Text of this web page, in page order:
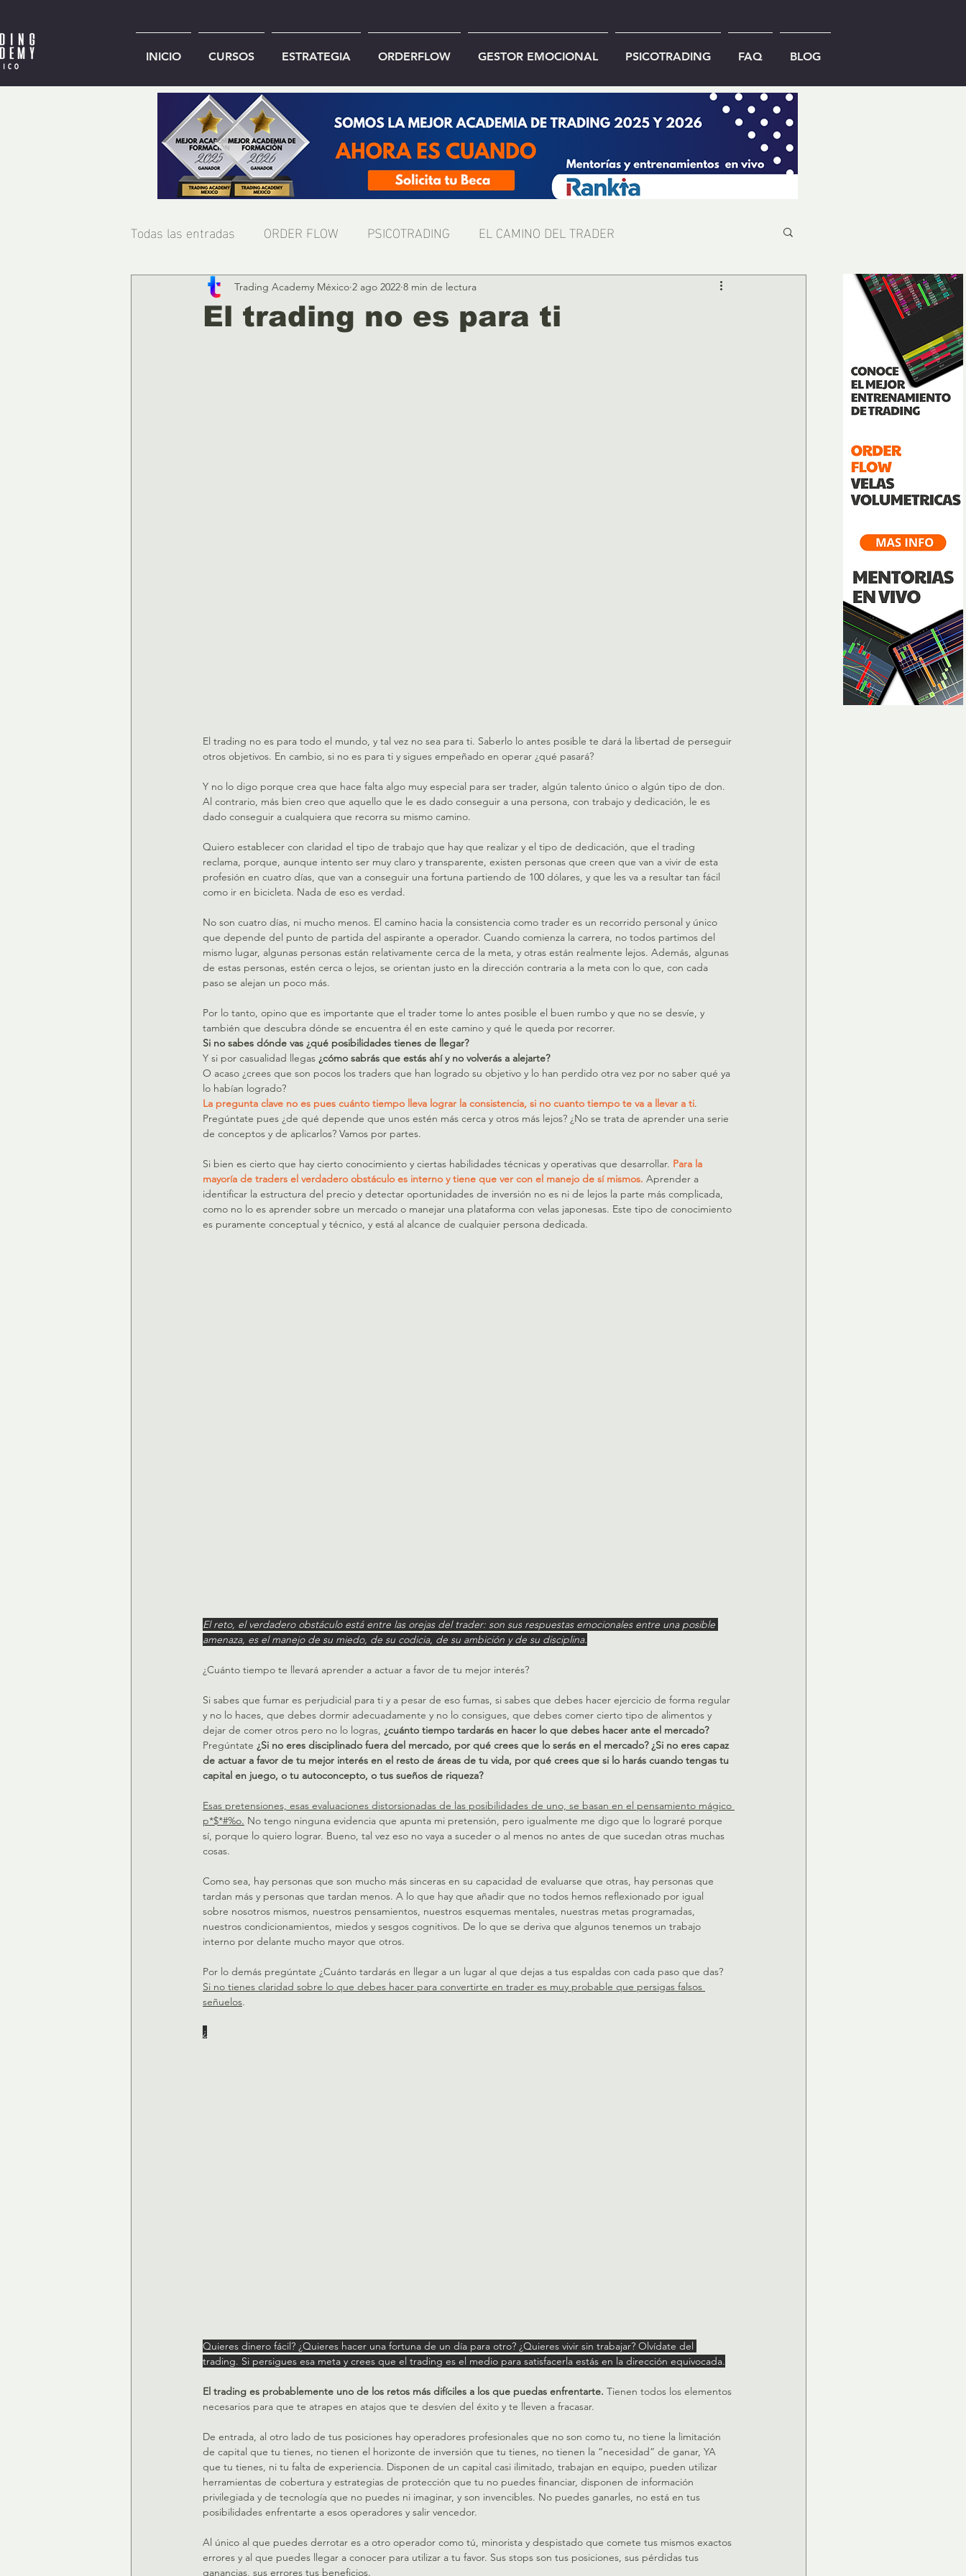
INICIO CURSOS ESTRATEGIA ORDERFLOW GESTOR EMOCIONAL PSICOTRADING FAQ BLOG
Todas las entradas ORDER FLOW PSICOTRADING EL CAMINO DEL TRADER
El trading no es para ti
Trading Academy México 2 ago 2022 8 min de lectura
El trading no es para todo el mundo, y tal vez no sea para ti. Saberlo lo antes posible te dará la libertad de perseguir
otros objetivos. En cambio, si no es para ti y sigues empeñado en operar ¿qué pasará?
Y no lo digo porque crea que hace falta algo muy especial para ser trader, algún talento único o algún tipo de don.
Al contrario, más bien creo que aquello que le es dado conseguir a una persona, con trabajo y dedicación, le es
dado conseguir a cualquiera que recorra su mismo camino.
Quiero establecer con claridad el tipo de trabajo que hay que realizar y el tipo de dedicación, que el trading
reclama, porque, aunque intento ser muy claro y transparente, existen personas que creen que van a vivir de esta
profesión en cuatro días, que van a conseguir una fortuna partiendo de 100 dólares, y que les va a resultar tan fácil
como ir en bicicleta. Nada de eso es verdad.
No son cuatro días, ni mucho menos. El camino hacia la consistencia como trader es un recorrido personal y único
que depende del punto de partida del aspirante a operador. Cuando comienza la carrera, no todos partimos del
mismo lugar, algunas personas están relativamente cerca de la meta, y otras están realmente lejos. Además, algunas
de estas personas, estén cerca o lejos, se orientan justo en la dirección contraria a la meta con lo que, con cada
paso se alejan un poco más.
Por lo tanto, opino que es importante que el trader tome lo antes posible el buen rumbo y que no se desvíe, y
también que descubra dónde se encuentra él en este camino y qué le queda por recorrer.
Si no sabes dónde vas ¿qué posibilidades tienes de llegar?
Y si por casualidad llegas ¿cómo sabrás que estás ahí y no volverás a alejarte?
O acaso ¿crees que son pocos los traders que han logrado su objetivo y lo han perdido otra vez por no saber qué ya
lo habían logrado?
La pregunta clave no es pues cuánto tiempo lleva lograr la consistencia, si no cuanto tiempo te va a llevar a ti.
Pregúntate pues ¿de qué depende que unos estén más cerca y otros más lejos? ¿No se trata de aprender una serie
de conceptos y de aplicarlos? Vamos por partes.
Si bien es cierto que hay cierto conocimiento y ciertas habilidades técnicas y operativas que desarrollar. Para la
mayoría de traders el verdadero obstáculo es interno y tiene que ver con el manejo de sí mismos. Aprender a
identificar la estructura del precio y detectar oportunidades de inversión no es ni de lejos la parte más complicada,
como no lo es aprender sobre un mercado o manejar una plataforma con velas japonesas. Este tipo de conocimiento
es puramente conceptual y técnico, y está al alcance de cualquier persona dedicada.
El reto, el verdadero obstáculo está entre las orejas del trader: son sus respuestas emocionales entre una posible
amenaza, es el manejo de su miedo, de su codicia, de su ambición y de su disciplina.
¿Cuánto tiempo te llevará aprender a actuar a favor de tu mejor interés?
Si sabes que fumar es perjudicial para ti y a pesar de eso fumas, si sabes que debes hacer ejercicio de forma regular
y no lo haces, que debes dormir adecuadamente y no lo consigues, que debes comer cierto tipo de alimentos y
dejar de comer otros pero no lo logras, ¿cuánto tiempo tardarás en hacer lo que debes hacer ante el mercado?
Pregúntate ¿Si no eres disciplinado fuera del mercado, por qué crees que lo serás en el mercado? ¿Si no eres capaz
de actuar a favor de tu mejor interés en el resto de áreas de tu vida, por qué crees que si lo harás cuando tengas tu
capital en juego, o tu autoconcepto, o tus sueños de riqueza?
Esas pretensiones, esas evaluaciones distorsionadas de las posibilidades de uno, se basan en el pensamiento mágico
p*$*#%o. No tengo ninguna evidencia que apunta mi pretensión, pero igualmente me digo que lo lograré porque
sí, porque lo quiero lograr. Bueno, tal vez eso no vaya a suceder o al menos no antes de que sucedan otras muchas
cosas.
Como sea, hay personas que son mucho más sinceras en su capacidad de evaluarse que otras, hay personas que
tardan más y personas que tardan menos. A lo que hay que añadir que no todos hemos reflexionado por igual
sobre nosotros mismos, nuestros pensamientos, nuestros esquemas mentales, nuestras metas programadas,
nuestros condicionamientos, miedos y sesgos cognitivos. De lo que se deriva que algunos tenemos un trabajo
interno por delante mucho mayor que otros.
Por lo demás pregúntate ¿Cuánto tardarás en llegar a un lugar al que dejas a tus espaldas con cada paso que das?
Si no tienes claridad sobre lo que debes hacer para convertirte en trader es muy probable que persigas falsos
señuelos.
¿
Quieres dinero fácil? ¿Quieres hacer una fortuna de un día para otro? ¿Quieres vivir sin trabajar? Olvídate del
trading. Si persigues esa meta y crees que el trading es el medio para satisfacerla estás en la dirección equivocada.
El trading es probablemente uno de los retos más difíciles a los que puedas enfrentarte. Tienen todos los elementos
necesarios para que te atrapes en atajos que te desvíen del éxito y te lleven a fracasar.
De entrada, al otro lado de tus posiciones hay operadores profesionales que no son como tu, no tiene la limitación
de capital que tu tienes, no tienen el horizonte de inversión que tu tienes, no tienen la “necesidad” de ganar, YA
que tu tienes, ni tu falta de experiencia. Disponen de un capital casi ilimitado, trabajan en equipo, pueden utilizar
herramientas de cobertura y estrategias de protección que tu no puedes financiar, disponen de información
privilegiada y de tecnología que no puedes ni imaginar, y son invencibles. No puedes ganarles, no está en tus
posibilidades enfrentarte a esos operadores y salir vencedor.
Al único al que puedes derrotar es a otro operador como tú, minorista y despistado que comete tus mismos exactos
errores y al que puedes llegar a conocer para utilizar a tu favor. Sus stops son tus posiciones, sus pérdidas tus
ganancias, sus errores tus beneficios.